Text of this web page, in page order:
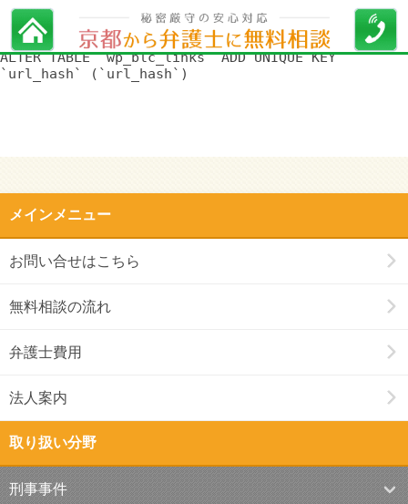
WordPress データベースエラー:[Duplicate entry '' for key
'url_hash']
ALTER TABLE `wp_blc_links` ADD UNIQUE KEY
`url_hash` (`url_hash`)
メインメニュー
お問い合せはこちら
無料相談の流れ
弁護士費用
法人案内
取り扱い分野
刑事事件